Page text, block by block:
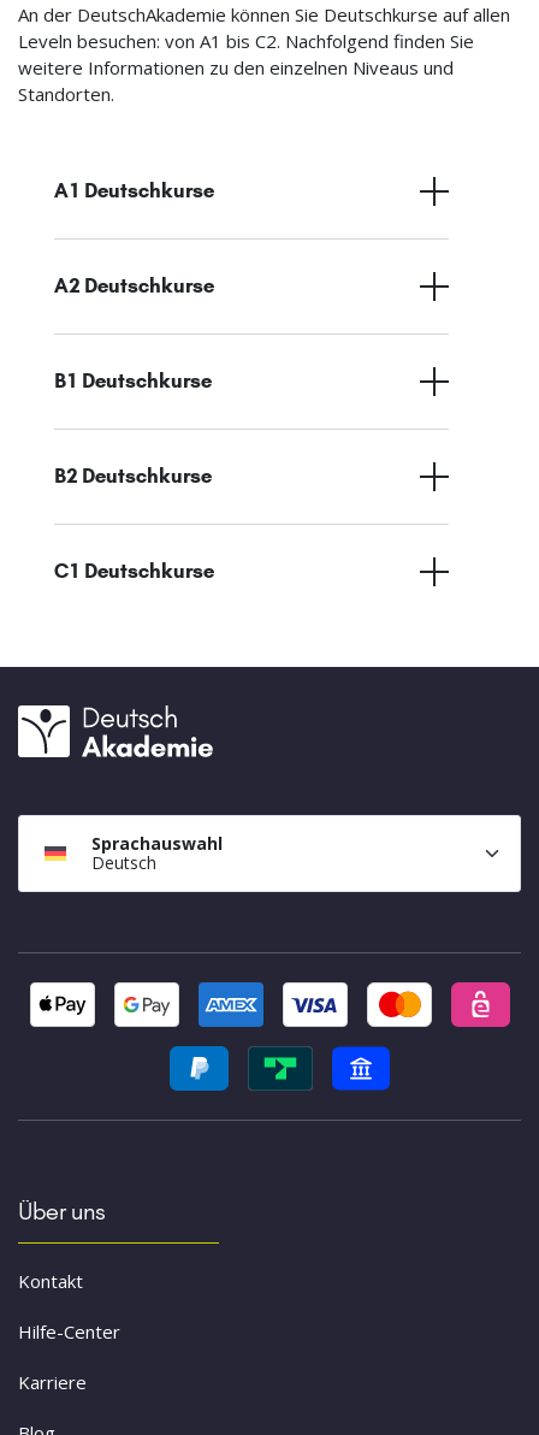
An der DeutschAkademie können Sie Deutschkurse auf allen
Leveln besuchen: von A1 bis C2. Nachfolgend finden Sie
weitere Informationen zu den einzelnen Niveaus und
Standorten.
A1 Deutschkurse
A2 Deutschkurse
B1 Deutschkurse
B2 Deutschkurse
C1 Deutschkurse
Sprachauswahl
Deutsch
Über uns
Kontakt
Hilfe-Center
Karriere